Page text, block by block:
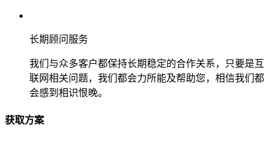
长期顾问服务
我们与众多客户都保持长期稳定的合作关系，只要是互
联网相关问题，我们都会力所能及帮助您，相信我们都
会感到相识恨晚。
获取方案